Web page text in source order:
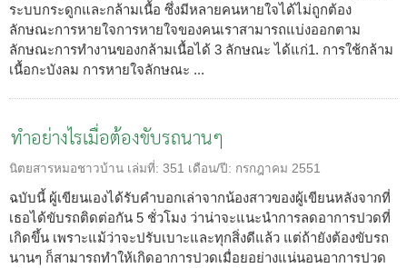
ระบบกระดูกและกล้ามเนื้อ ซึ่งมีหลายคนหายใจได้ไม่ถูกต้อง
ลักษณะการหายใจการหายใจของคนเราสามารถแบ่งออกตาม
ลักษณะการทำงานของกล้ามเนื้อได้ 3 ลักษณะ ได้แก่1. การใช้กล้าม
เนื้อกะบังลม การหายใจลักษณะ ...
ทำอย่างไรเมื่อต้องขับรถนานๆ
นิตยสารหมอชาวบ้าน เล่มที่: 351 เดือน/ปี: กรกฎาคม 2551
ฉบับนี้ ผู้เขียนเองได้รับคำบอกเล่าจากน้องสาวของผู้เขียนหลังจากที่
เธอได้ขับรถติดต่อกัน 5 ชั่วโมง ว่าน่าจะแนะนำการลดอาการปวดที่
เกิดขึ้น เพราะแม้ว่าจะปรับเบาะและทุกสิ่งดีแล้ว แต่ถ้ายังต้องขับรถ
นานๆ ก็สามารถทำให้เกิดอาการปวดเมื่อยอย่างแน่นอนอาการปวด